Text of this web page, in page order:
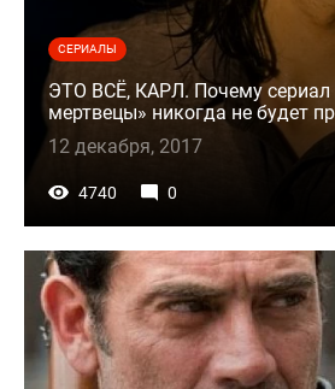
СЕРИАЛЫ
ЭТО ВСЁ, КАРЛ. Почему сериал
мертвецы» никогда не будет
12 декабря, 2017
4740 0